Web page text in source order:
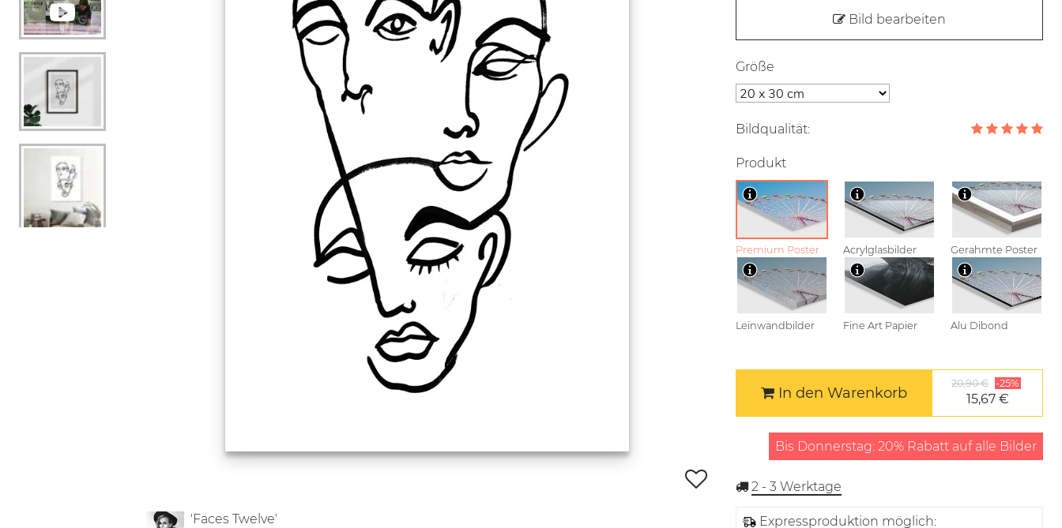
'Faces Twelve'
Bild bearbeiten
Größe
Bildqualität:
Produkt
Premium Poster Acrylglasbilder Gerahmte Poster
Leinwandbilder Fine Art Papier Alu Dibond
In den Warenkorb
20,90 € -25%
15,67 €
Bis Donnerstag: 20% Rabatt auf alle Bilder
2 - 3 Werktage
Expressproduktion möglich: